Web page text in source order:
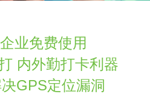
业免费使用
内外勤打卡利器
GPS定位漏洞